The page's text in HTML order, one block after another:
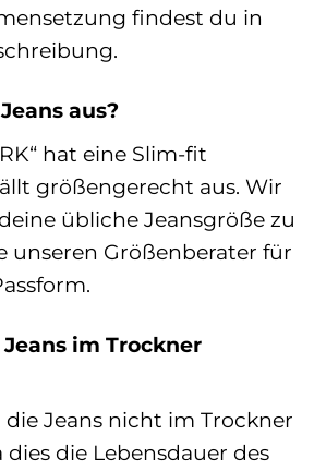
findest du in
aus?
hat eine Slim-fit
größengerecht aus. Wir
übliche Jeansgröße zu
unseren Größenberater für
im Trockner
Jeans nicht im Trockner
die Lebensdauer des